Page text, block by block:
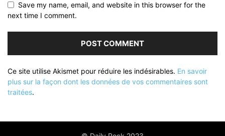
Save my name, email, and website in this browser for the
next time I comment.
Ce site utilise Akismet pour réduire les indésirables. En savoir
plus sur la façon dont les données de vos commentaires sont
traitées.